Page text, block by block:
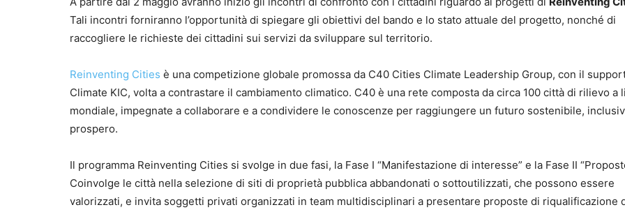
Tali incontri forniranno l’opportunità di spiegare gli obiettivi del bando e lo stato attuale del progetto, nonché di
raccogliere le richieste dei cittadini sui servizi da sviluppare sul territorio.
Reinventing Cities è una competizione globale promossa da C40 Cities Climate Leadership Group, con il
Climate KIC, volta a contrastare il cambiamento climatico. C40 è una rete composta da circa 100 città di rilievo a
mondiale, impegnate a collaborare e a condividere le conoscenze per raggiungere un futuro sostenibile,
prospero.
Il programma Reinventing Cities si svolge in due fasi, la Fase I “Manifestazione di interesse” e la Fase II
Coinvolge le città nella selezione di siti di proprietà pubblica abbandonati o sottoutilizzati, che possono essere
valorizzati, e invita soggetti privati organizzati in team multidisciplinari a presentare proposte di riqualificazione